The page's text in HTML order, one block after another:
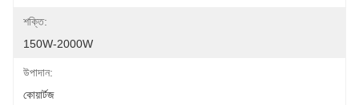
শক্তি:
150W-2000W
উপাদান:
কোয়ার্টজ